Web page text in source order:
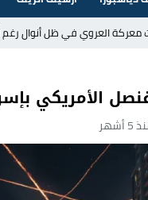
معركة العروي في ظل أنوال
بسبب الضوابط الحدودية
سبتة وتخوفات من دعوات
تحت ضغط إسباني؟ عودة
الأندية الإسبانية في الميركاتو
الأمريكي
أشهر